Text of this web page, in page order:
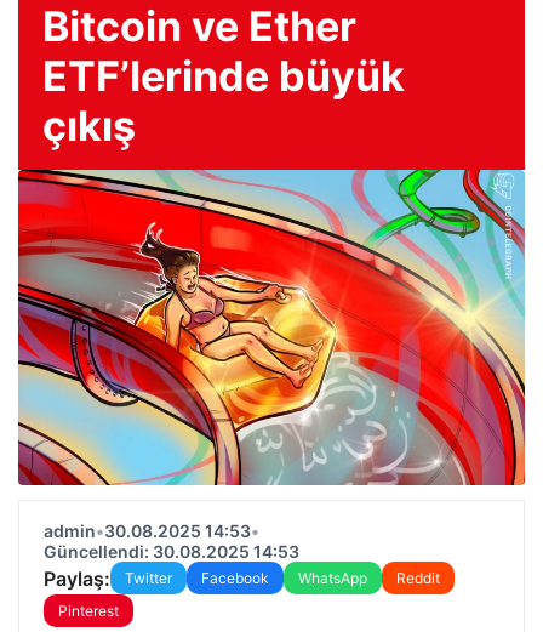
Bitcoin ve Ether
ETF’lerinde büyük
çıkış
admin•30.08.2025 14:53•
Güncellendi: 30.08.2025 14:53
Paylaş: Twitter Facebook WhatsApp
Reddit
Pinterest